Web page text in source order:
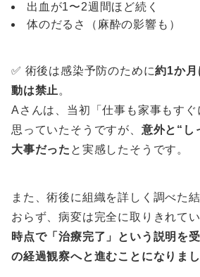
出血が1〜2週間ほど続く
体のだるさ（麻酔の影響も）
✅ 術後は感染予防のために約1か月
動は禁止 。
Aさんは、当初「仕事も家事もすぐ
思っていたそうですが、 意外と“し
大事だった と実感したそうです。
また、術後に組織を詳しく調べた
おらず、病変は完全に取りきれてい
時点で「治療完了」という説明を
の経過観察へと進むことになりまし